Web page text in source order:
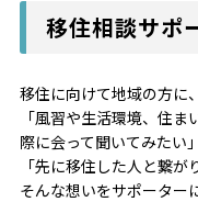
移住相談サポ
移住に向けて地域の方に、
「風習や生活環境、住
際に会って聞いてみたい」
「先に移住した人と繋が
そんな想いをサポーター